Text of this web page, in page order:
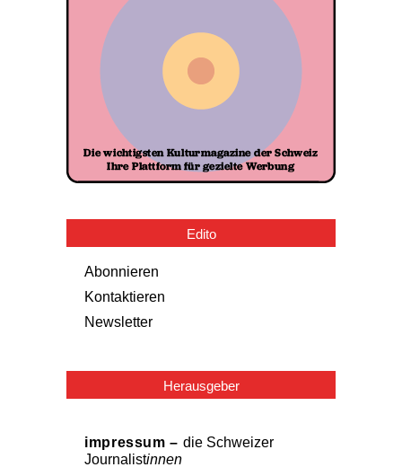
Edito
Abonnieren
Kontaktieren
Newsletter
Herausgeber
impressum – die Schweizer
Journalistinnen